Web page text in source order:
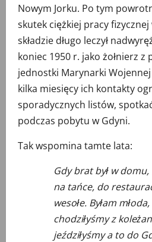
Nowym Jorku. Po tym
skutek ciężkiej pracy
składzie długo leczył
koniec 1950 r. jako żołnierz z
jednostki Marynarki Wojennej
kilka miesięcy ich kontakty
sporadycznych listów,
podczas pobytu w Gdyni.
Tak wspomina tamte lata:
Gdy brat był w
na tańce, do
wesołe. Byłam
chodziłyśmy z
jeździłyśmy a to do